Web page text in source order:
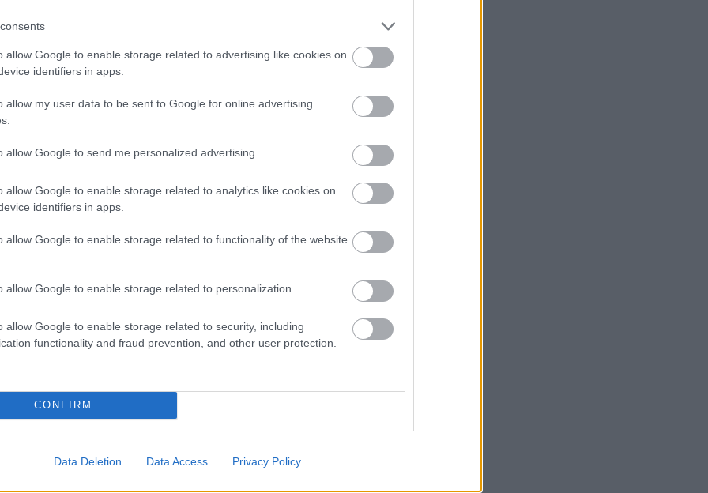
allow Google to enable storage related to advertising like cookies on
identifiers in apps.
allow my user data to be sent to Google for online advertising
allow Google to send me personalized advertising.
allow Google to enable storage related to analytics like cookies on
identifiers in apps.
allow Google to enable storage related to functionality of the website
allow Google to enable storage related to personalization.
allow Google to enable storage related to security, including
functionality and fraud prevention, and other user protection.
CONFIRM
Data Deletion Data Access Privacy Policy
daiviņās (dārzeņus grieziet ar visu mizu),
maisījumu, izkārto cepšanas paplātē
minūtēm. Pēc pusstundas virsū dārzeņiem
vēl 7–10 minūtes.
laiks
Latvijābērnus dzemdē
cik gadu tagad ir
“vidējai” mammai
tomātu mērcē
15 minūtes laika, taču tas ir pietiekami, lai